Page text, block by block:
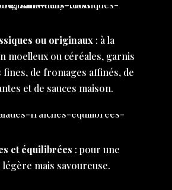
ou originaux: à la
moelleux ou céréales, garnis
fines, de fromages affinés, de
et de sauces maison.
et équilibrées : pour une
mais savoureuse.